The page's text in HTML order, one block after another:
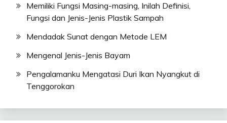
Memiliki Fungsi Masing-masing, Inilah Definisi,
Fungsi dan Jenis-Jenis Plastik Sampah
Mendadak Sunat dengan Metode LEM
Mengenal Jenis-Jenis Bayam
Pengalamanku Mengatasi Duri Ikan Nyangkut di
Tenggorokan